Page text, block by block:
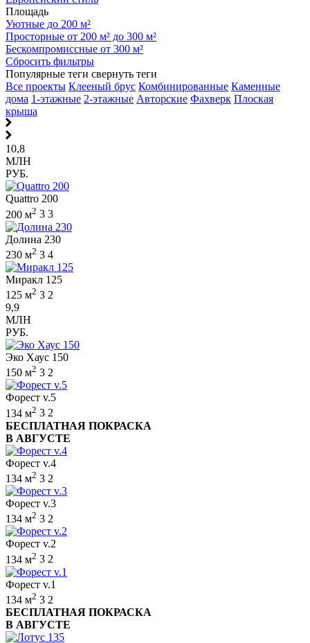
Площадь
Уютные до 200 м²
Просторные от 200 м² до 300 м²
Бескомпромиссные от 300 м²
Сбросить фильтры
Популярные теги свернуть теги
Все проекты Клееный брус Комбинированные Каменные
дома 1-этажные 2-этажные Авторские Фахверк Плоская
крыша
10,8
МЛН
РУБ.
Quattro 200
200 м2 3 3
Долина 230
230 м2 3 4
Миракл 125
125 м2 3 2
9,9
МЛН
РУБ.
Эко Хаус 150
150 м2 3 2
Форест v.5
134 м2 3 2
БЕСПЛАТНАЯ ПОКРАСКА
В АВГУСТЕ
Форест v.4
134 м2 3 2
Форест v.3
134 м2 3 2
Форест v.2
134 м2 3 2
Форест v.1
134 м2 3 2
БЕСПЛАТНАЯ ПОКРАСКА
В АВГУСТЕ